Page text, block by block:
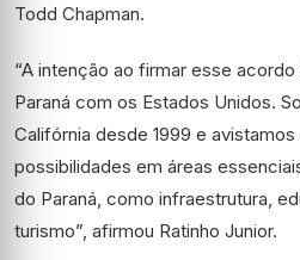
Todd Chapman.
“A intenção ao firmar esse
Paraná com os Estados Unidos.
Califórnia desde 1999 e
possibilidades em áreas
do Paraná, como infraestrutura,
turismo”, afirmou Ratinho Junior.